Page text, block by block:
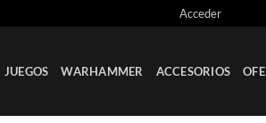
Acceder
JUEGOS WARHAMMER ACCESORIOS